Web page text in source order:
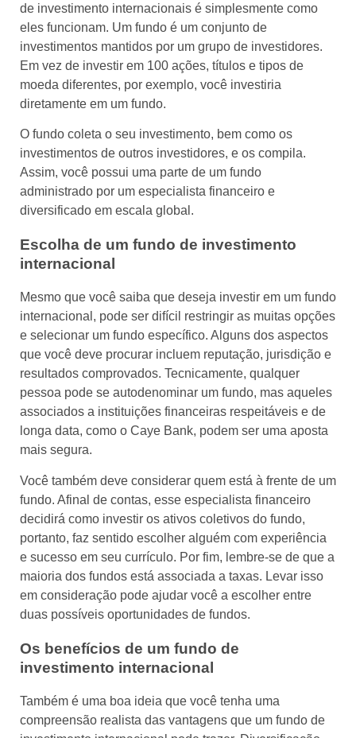
de investimento internacionais é simplesmente como
eles funcionam. Um fundo é um conjunto de
investimentos mantidos por um grupo de investidores.
Em vez de investir em 100 ações, títulos e tipos de
moeda diferentes, por exemplo, você investiria
diretamente em um fundo.
O fundo coleta o seu investimento, bem como os
investimentos de outros investidores, e os compila.
Assim, você possui uma parte de um fundo
administrado por um especialista financeiro e
diversificado em escala global.
Escolha de um fundo de investimento
internacional
Mesmo que você saiba que deseja investir em um fundo
internacional, pode ser difícil restringir as muitas opções
e selecionar um fundo específico. Alguns dos aspectos
que você deve procurar incluem reputação, jurisdição e
resultados comprovados. Tecnicamente, qualquer
pessoa pode se autodenominar um fundo, mas aqueles
associados a instituições financeiras respeitáveis e de
longa data, como o Caye Bank, podem ser uma aposta
mais segura.
Você também deve considerar quem está à frente de um
fundo. Afinal de contas, esse especialista financeiro
decidirá como investir os ativos coletivos do fundo,
portanto, faz sentido escolher alguém com experiência
e sucesso em seu currículo. Por fim, lembre-se de que a
maioria dos fundos está associada a taxas. Levar isso
em consideração pode ajudar você a escolher entre
duas possíveis oportunidades de fundos.
Os benefícios de um fundo de
investimento internacional
Também é uma boa ideia que você tenha uma
compreensão realista das vantagens que um fundo de